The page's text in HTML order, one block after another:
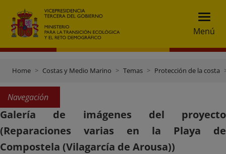
Menú
Home Costas y Medio Marino Temas Protección de la costa
Navegación
Galería de imágenes del proyecto
(Reparaciones varias en la Playa de
Compostela (Vilagarcía de Arousa))